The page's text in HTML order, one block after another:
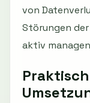
von
Störungen
aktiv